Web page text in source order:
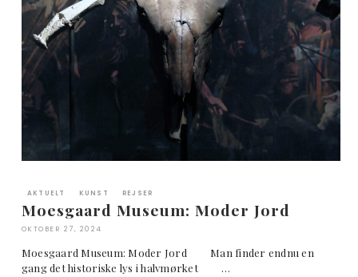
AKTUELT KUNST REJSER
Moesgaard Museum: Moder Jord
OKTOBER 27, 2024
Moesgaard Museum: Moder Jord Man finder endnu en
gang det historiske lys i halvmørket …